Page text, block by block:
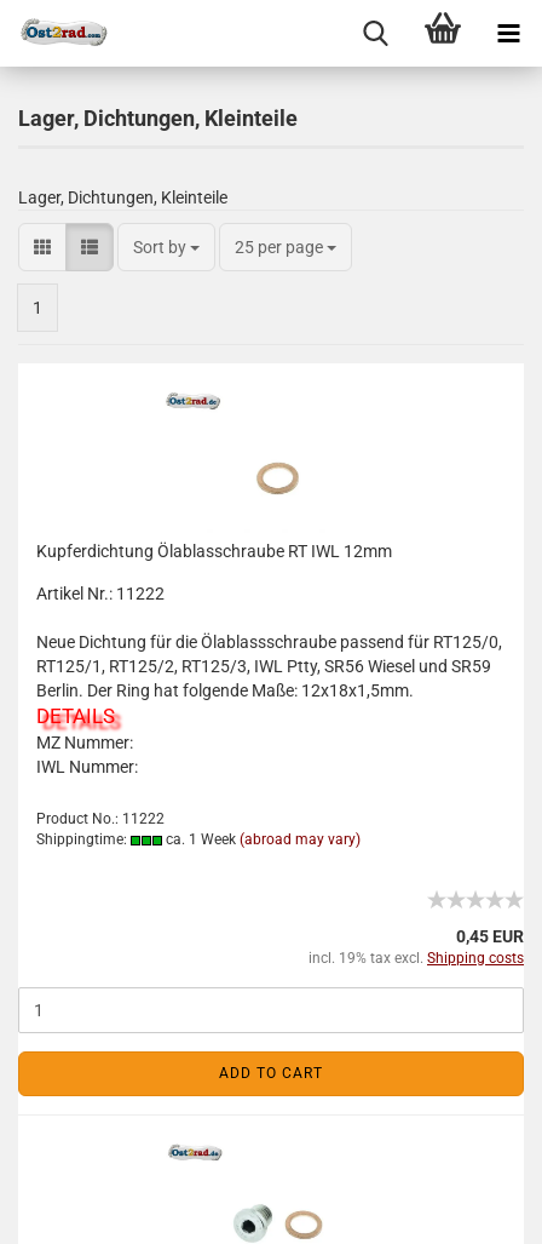
Lager, Dichtungen, Kleinteile
Lager, Dichtungen, Kleinteile
Sort by 25 per page
1
Kupferdichtung Ölablasschraube RT IWL 12mm
Artikel Nr.: 11222
Neue Dichtung für die Ölablassschraube passend für RT125/0,
RT125/1, RT125/2, RT125/3, IWL Ptty, SR56 Wiesel und SR59
Berlin. Der Ring hat folgende Maße: 12x18x1,5mm.
DETAILS
MZ Nummer:
IWL Nummer:
Product No.: 11222
Shippingtime:
ca. 1 Week (abroad may vary)
0,45 EUR
incl. 19% tax excl. Shipping costs
ADD TO CART